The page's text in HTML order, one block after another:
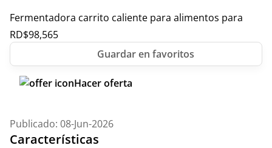
Fermentadora carrito caliente para alimentos para
RD$98,565
Hacer oferta
Publicado: 08-Jun-2026
Características